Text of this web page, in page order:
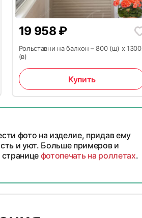
19 958 ₽
Рольставни на балкон – 800 (ш) x 1300
(в)
Купить
фото на изделие, придав ему
и уют. Больше примеров и
фотопечать на роллетах.